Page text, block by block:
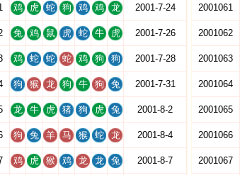
鸡 虎 蛇 狗 鸡 鸡 龙 2001-7-24
兔 鸡 鼠 虎 蛇 牛 虎 2001-7-26
鸡 蛇 蛇 蛇 鸡 狗 狗 2001-7-28
狗 猴 龙 狗 牛 狗 兔 2001-7-31
龙 牛 虎 猪 狗 虎 兔 2001-8-2
狗 兔 羊 马 猴 蛇 龙 2001-8-4
鸡 虎 猴 鸡 龙 龙 兔 2001-8-7
2001061
2001062
2001063
2001064
2001065
2001066
2001067